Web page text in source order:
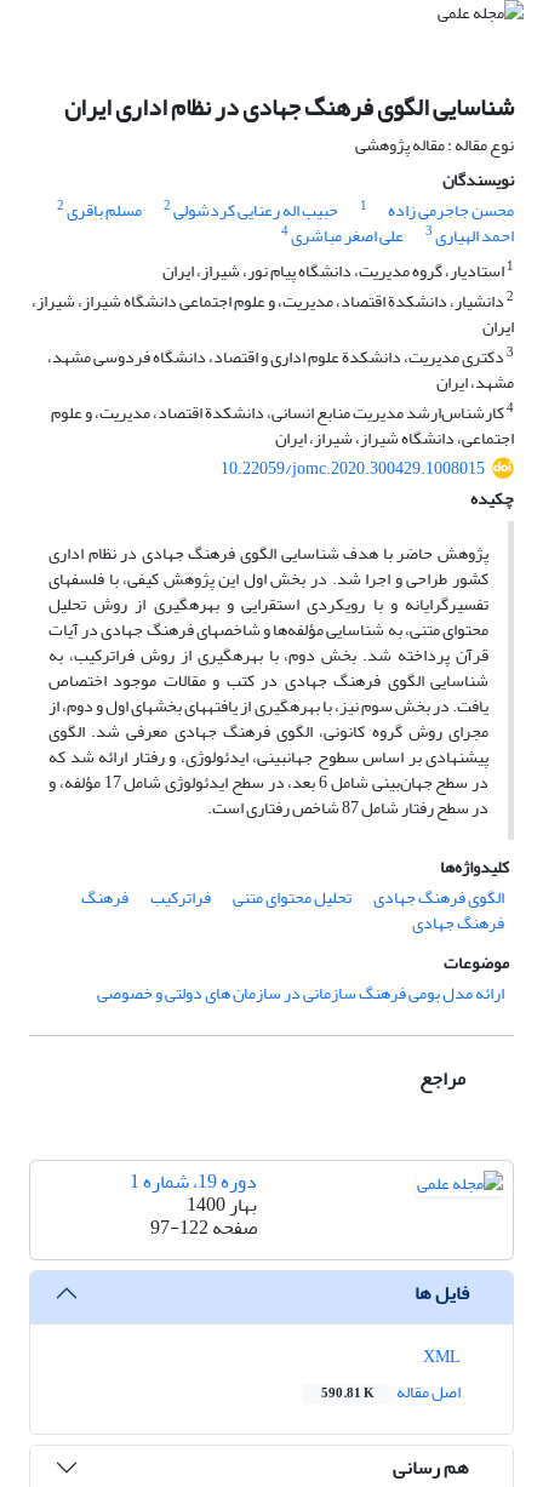
شناسایی الگوی فرهنگ جهادی در نظام اداری ایران
نوع مقاله : مقاله پژوهشی
نویسندگان
محسن جاجرمی زاده
1 حبیب اله رعنایی کردشولی2 مسلم باقری2
احمد الهیاری3 علی اصغر مباشری4
1استادیار، گروه مدیریت، دانشگاه پیام نور، شیراز، ایران
2دانشیار، دانشکدة اقتصاد، مدیریت، و علوم اجتماعی دانشگاه شیراز، شیراز،
ایران
3دکتری مدیریت، دانشکدة علوم اداری و اقتصاد، دانشگاه فردوسی مشهد،
مشهد، ایران
4کارشناس‌ارشد مدیریت منابع انسانی، دانشکدة اقتصاد، مدیریت، و علوم
اجتماعی، دانشگاه شیراز، شیراز، ایران
10.22059/jomc.2020.300429.1008015
چکیده
پژوهش حاضر با هدف شناسایی الگوی فرهنگ جهادی در نظام اداری
کشور طراحی و اجرا شد. در بخش اول این پژوهش کیفی، با فلسفه‏ای
تفسیرگرایانه و با رویکردی استقرایی و بهره‏گیری از روش تحلیل
محتوای متنی، به شناسایی مؤلفه‌ها و شاخص‏های فرهنگ جهادی در آیات
قرآن پرداخته شد. بخش دوم، با بهره‏گیری از روش فراترکیب، به
شناسایی الگوی فرهنگ جهادی در کتب و مقالات موجود اختصاص
یافت. در بخش سوم نیز، با بهره‏گیری از یافته‏های بخش‏های اول و دوم، از
مجرای روش گروه کانونی، الگوی فرهنگ جهادی معرفی شد. الگوی
پیشنهادی بر اساس سطوح جهان‏بینی، ایدئولوژی، و رفتار ارائه شد که
در سطح جهان‌بینی شامل 6 بعد، در سطح ایدئولوژی شامل 17 مؤلفه، و
در سطح رفتار شامل 87 شاخص رفتاری است.
کلیدواژه‌ها
الگوی فرهنگ جهادی
تحلیل محتوای متنی فراترکیب فرهنگ
فرهنگ جهادی
موضوعات
ارائه مدل بومی فرهنگ سازمانی در سازمان های دولتی و خصوصی
مراجع
دوره 19، شماره 1
بهار 1400
صفحه97-122
فایل ها
اصل مقاله
590.81 K
هم رسانی